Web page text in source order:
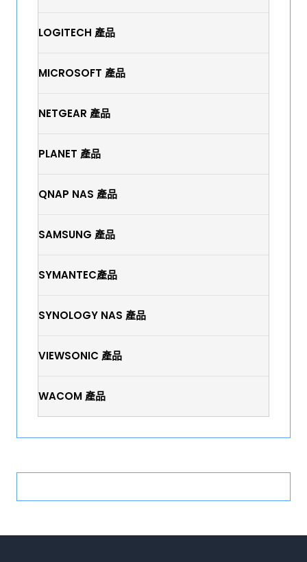
LOGITECH 產品
MICROSOFT 產品
NETGEAR 產品
PLANET 產品
QNAP NAS 產品
SAMSUNG 產品
SYMANTEC產品
SYNOLOGY NAS 產品
VIEWSONIC 產品
WACOM 產品